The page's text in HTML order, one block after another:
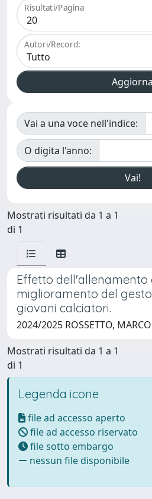
Risultati/Pagina
Autori/Record:
Vai a una voce nell'indice:
O digita l'anno:
Mostrati risultati da 1 a 1
di 1
Effetto dell'allenamento
miglioramento del
giovani calciatori.
2024/2025 ROSSETTO, MARCO
Mostrati risultati da 1 a 1
di 1
Legenda icone
file ad accesso aperto
file ad accesso riservato
file sotto embargo
nessun file disponibile